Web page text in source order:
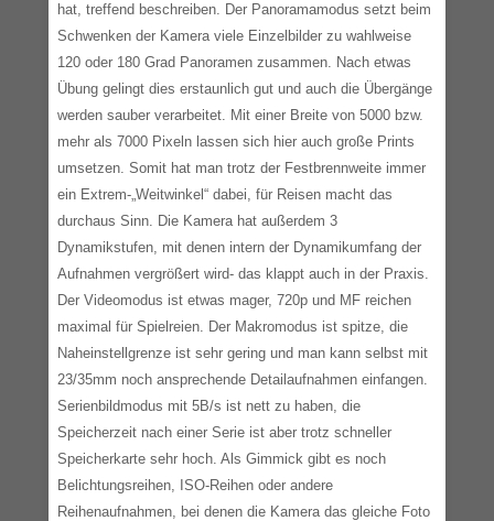
hat, treffend beschreiben. Der Panoramamodus setzt beim
Schwenken der Kamera viele Einzelbilder zu wahlweise
120 oder 180 Grad Panoramen zusammen. Nach etwas
Übung gelingt dies erstaunlich gut und auch die Übergänge
werden sauber verarbeitet. Mit einer Breite von 5000 bzw.
mehr als 7000 Pixeln lassen sich hier auch große Prints
umsetzen. Somit hat man trotz der Festbrennweite immer
ein Extrem-„Weitwinkel“ dabei, für Reisen macht das
durchaus Sinn. Die Kamera hat außerdem 3
Dynamikstufen, mit denen intern der Dynamikumfang der
Aufnahmen vergrößert wird- das klappt auch in der Praxis.
Der Videomodus ist etwas mager, 720p und MF reichen
maximal für Spielreien. Der Makromodus ist spitze, die
Naheinstellgrenze ist sehr gering und man kann selbst mit
23/35mm noch ansprechende Detailaufnahmen einfangen.
Serienbildmodus mit 5B/s ist nett zu haben, die
Speicherzeit nach einer Serie ist aber trotz schneller
Speicherkarte sehr hoch. Als Gimmick gibt es noch
Belichtungsreihen, ISO-Reihen oder andere
Reihenaufnahmen, bei denen die Kamera das gleiche Foto